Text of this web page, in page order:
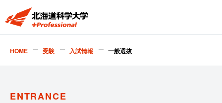
HOME 受験 入試情報 一般選抜
ENTRANCE